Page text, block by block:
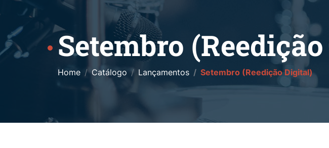
Setembro
Home Catálogo Lançamentos Setembro (Reedição Digital)